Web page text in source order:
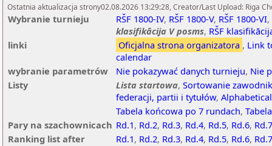
Ostatnia aktualizacja strony02.08.2026 13:29:28, Creator/Last Upload: Riga
Wybranie turnieju RŠF 1800-IV, RŠF 1800-V, RŠF 1800-VI,
klasifikācija V posms, RŠF
linki
Oficjalna strona organizatora , Link
calendar
wybranie parametrów
Nie pokazywać danych turnieju, Nie
Listy
Lista startowa, Sortowanie
federacji, partii i tytułów,
Tabela końcowa po 7 rundach,
Pary na szachownicach Rd.1, Rd.2, Rd.3, Rd.4, Rd.5, Rd.6,
Ranking list after
Rd.1, Rd.2, Rd.3, Rd.4, Rd.5, Rd.6, Rd.7